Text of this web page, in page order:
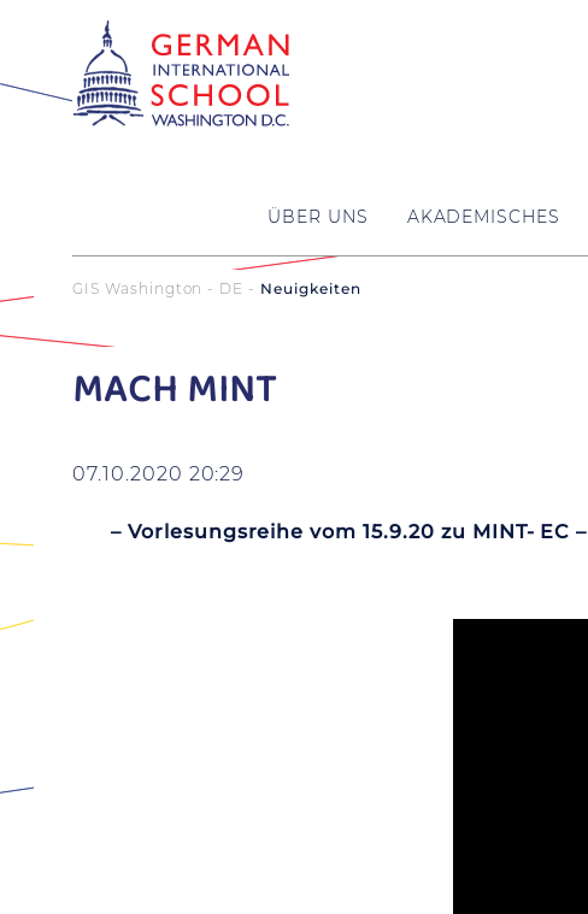
ÜBER UNS AKADEMISCHES
GIS Washington - DE Neuigkeiten
MACH MINT
07.10.2020 20:29
– Vorlesungsreihe vom 15.9.20 zu MINT- EC –